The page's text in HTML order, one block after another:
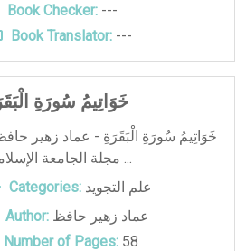
Book Checker:---
Book Translator:---
خَوَاتِيمُ سُورَةِ
خَوَاتِيمُ سُورَةِ الْبَقَرَةِ - عماد زهير
مجلة الجامعة الإسلامية ...
Categories: علم التجويد
Author: عماد زهير حافظ
Number of Pages:58